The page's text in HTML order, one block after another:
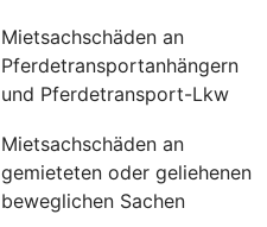
Mietsachschäden an
Pferdetransportanhängern
und Pferdetransport-Lkw
Mietsachschäden an
gemieteten oder geliehenen
beweglichen Sachen